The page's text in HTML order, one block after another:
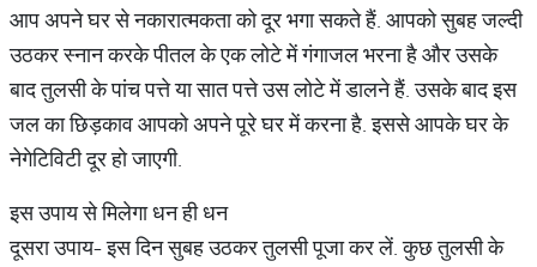
आप अपने घर से नकारात्मकता को दूर भगा सकते हैं. आपको सुबह जल्दी
उठकर स्नान करके पीतल के एक लोटे में गंगाजल भरना है और उसके
बाद तुलसी के पांच पत्ते या सात पत्ते उस लोटे में डालने हैं. उसके बाद इस
जल का छिड़काव आपको अपने पूरे घर में करना है. इससे आपके घर के
नेगेटिविटी दूर हो जाएगी.
इस उपाय से मिलेगा धन ही धन
दूसरा उपाय- इस दिन सुबह उठकर तुलसी पूजा कर लें. कुछ तुलसी के